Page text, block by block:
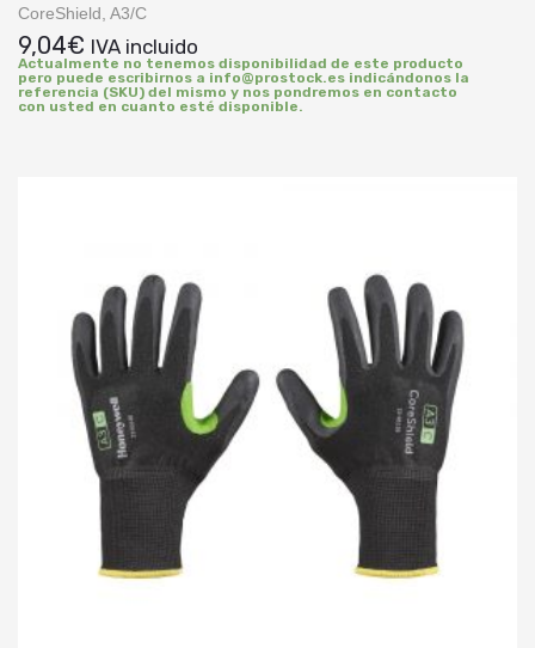
CoreShield, A3/C
9,04€ IVA incluido
Actualmente no tenemos disponibilidad de este producto
pero puede escribirnos a info@prostock.es indicándonos la
referencia (SKU) del mismo y nos pondremos en contacto
con usted en cuanto esté disponible.